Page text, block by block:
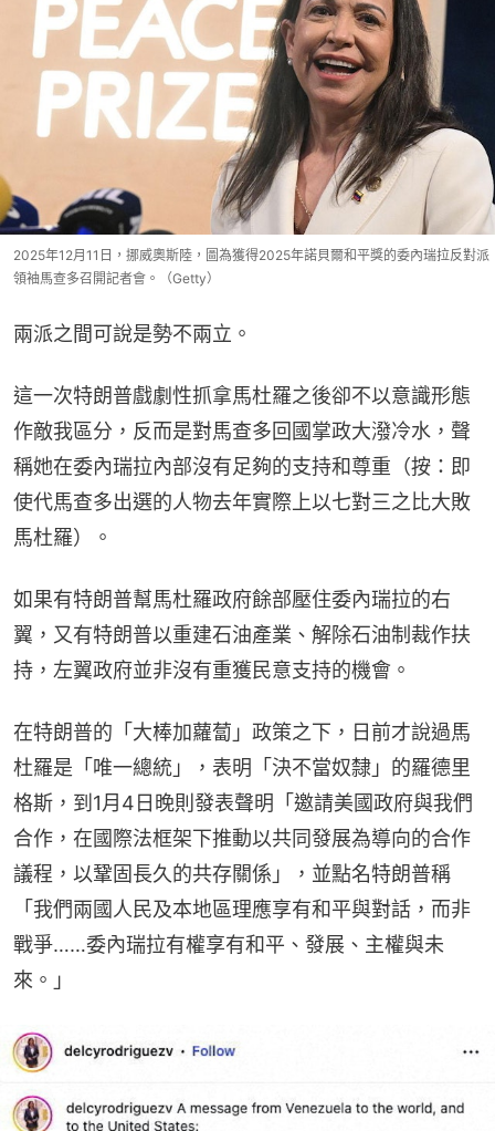
2025年12月11日，挪威奧斯陸，圖為獲得2025年諾貝爾和平獎的委內瑞拉反對派
領袖馬查多召開記者會。（Getty）
兩派之間可說是勢不兩立。
這一次特朗普戲劇性抓拿馬杜羅之後卻不以意識形態
作敵我區分，反而是對馬查多回國掌政大潑冷水，聲
稱她在委內瑞拉內部沒有足夠的支持和尊重（按：即
使代馬查多出選的人物去年實際上以七對三之比大敗
馬杜羅）。
如果有特朗普幫馬杜羅政府餘部壓住委內瑞拉的右
翼，又有特朗普以重建石油產業、解除石油制裁作扶
持，左翼政府並非沒有重獲民意支持的機會。
在特朗普的「大棒加蘿蔔」政策之下，日前才說過馬
杜羅是「唯一總統」，表明「決不當奴隸」的羅德里
格斯，到1月4日晚則發表聲明「邀請美國政府與我們
合作，在國際法框架下推動以共同發展為導向的合作
議程，以鞏固長久的共存關係」，並點名特朗普稱
「我們兩國人民及本地區理應享有和平與對話，而非
戰爭……委內瑞拉有權享有和平、發展、主權與未
來。」